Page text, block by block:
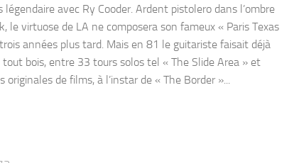
légendaire avec Ry Cooder. Ardent pistolero dans l’ombre
le virtuose de LA ne composera son fameux « Paris Texas
années plus tard. Mais en 81 le guitariste faisait déjà
tout bois, entre 33 tours solos tel « The Slide Area » et
originales de films, à l’instar de « The Border »...